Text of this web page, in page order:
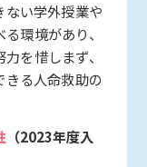
い学外授業や
環境があり、
を惜しまず、
きる人命救助の
（2023年度入